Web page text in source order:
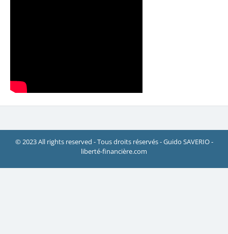
© 2023 All rights reserved - Tous droits réservés - Guido SAVERIO -
liberté-financière.com